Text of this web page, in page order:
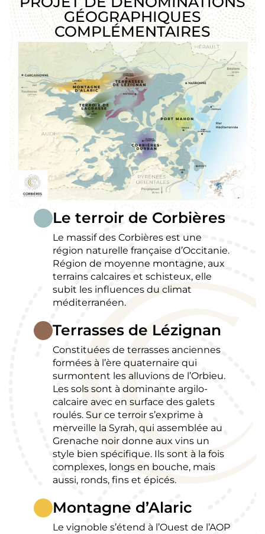
GÉOGRAPHIQUES
COMPLÉMENTAIRES
Le terroir de Corbières
Le massif des Corbières est une
région naturelle française d’Occitanie.
Région de moyenne montagne, aux
terrains calcaires et schisteux, elle
subit les influences du climat
méditerranéen.
Terrasses de Lézignan
Constituées de terrasses anciennes
formées à l’ère quaternaire qui
surmontent les alluvions de l’Orbieu.
Les sols sont à dominante argilo-
calcaire avec en surface des galets
roulés. Sur ce terroir s’exprime à
merveille la Syrah, qui assemblée au
Grenache noir donne aux vins un
style bien spécifique. Ils sont à la fois
complexes, longs en bouche, mais
aussi, ronds, fins et épicés.
Montagne d’Alaric
Le vignoble s’étend à l’Ouest de l’AOP